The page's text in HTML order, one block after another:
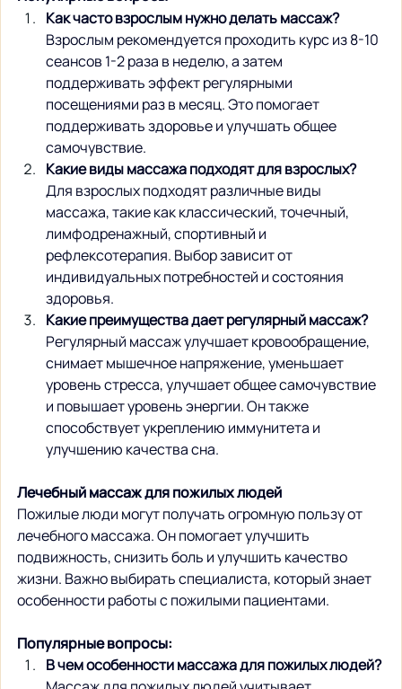
Как часто взрослым нужно делать массаж?
Взрослым рекомендуется проходить курс из 8-10
сеансов 1-2 раза в неделю, а затем
поддерживать эффект регулярными
посещениями раз в месяц. Это помогает
поддерживать здоровье и улучшать общее
самочувствие.
Какие виды массажа подходят для взрослых?
Для взрослых подходят различные виды
массажа, такие как классический, точечный,
лимфодренажный, спортивный и
рефлексотерапия. Выбор зависит от
индивидуальных потребностей и состояния
здоровья.
Какие преимущества дает регулярный массаж?
Регулярный массаж улучшает кровообращение,
снимает мышечное напряжение, уменьшает
уровень стресса, улучшает общее самочувствие
и повышает уровень энергии. Он также
способствует укреплению иммунитета и
улучшению качества сна.
Лечебный массаж для пожилых людей
Пожилые люди могут получать огромную пользу от
лечебного массажа. Он помогает улучшить
подвижность, снизить боль и улучшить качество
жизни. Важно выбирать специалиста, который знает
особенности работы с пожилыми пациентами.
Популярные вопросы:
В чем особенности массажа для пожилых людей?